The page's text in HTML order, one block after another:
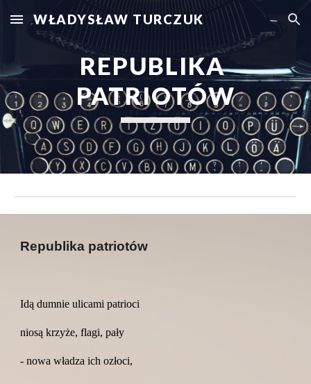
Skip to main content Skip to navigation
WŁADYSŁAW TURCZUK
REPUBLIKA
PATRIOTÓW
Republika patriotów
Idą dumnie ulicami patrioci
niosą krzyże, flagi, pały
- nowa władza ich ozłoci,